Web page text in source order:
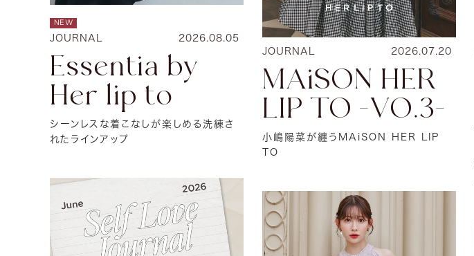
NEW
JOURNAL 2026.08.05
Essentia by
Her lip to
シーンレスな着こなしが楽しめる洗練さ
れたラインアップ
JOURNAL 2026.07.20
MAiSON HER
LIP TO -VO.3-
小嶋陽菜が纏うMAiSON HER LIP
TO